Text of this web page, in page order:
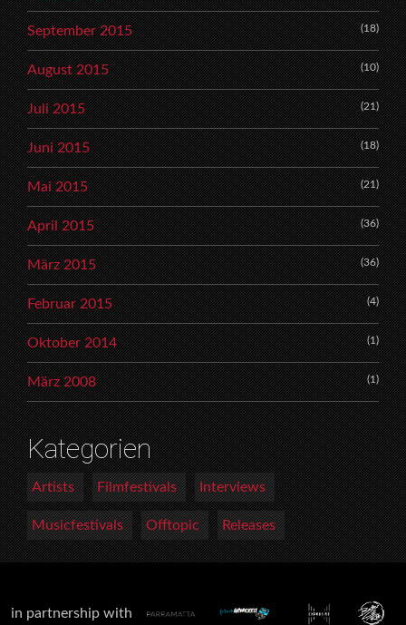
September 2015 (18)
August 2015 (10)
Juli 2015 (21)
Juni 2015 (18)
Mai 2015 (21)
April 2015 (36)
März 2015 (36)
Februar 2015 (4)
Oktober 2014 (1)
März 2008 (1)
Kategorien
Artists Filmfestivals Interviews
Musicfestivals Offtopic Releases
in partnership with